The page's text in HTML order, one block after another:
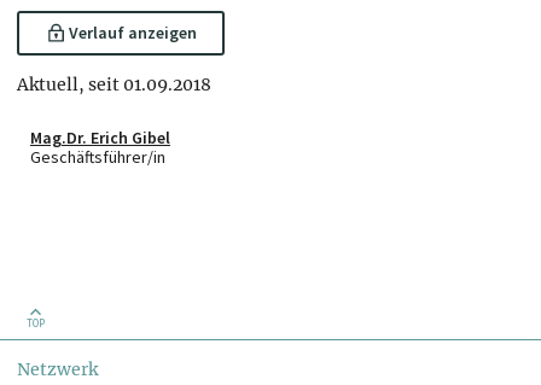
Verlauf anzeigen
Aktuell, seit 01.09.2018
Mag.Dr. Erich Gibel
Geschäftsführer/in
TOP
Netzwerk